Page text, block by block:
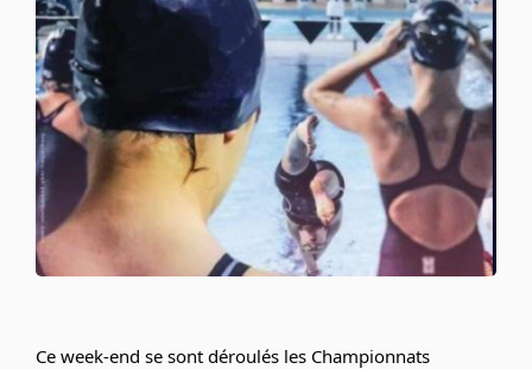
Ce week-end se sont déroulés les Championnats